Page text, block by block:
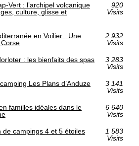
: l’archipel volcanique
culture, glisse et
920
Visits
en Voilier : Une
2 932
Visits
: les bienfaits des spas
3 283
Visits
Les Plans d’Anduze
3 141
Visits
familles idéales dans le
6 640
Visits
de campings 4 et 5 étoiles
1 583
Visits